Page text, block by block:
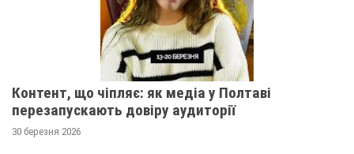
Контент, що чіпляє: як медіа у Полтаві
перезапускають довіру аудиторії
30 березня 2026